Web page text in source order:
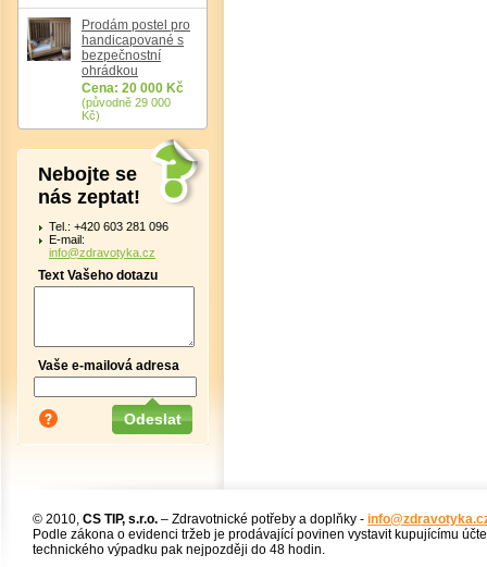
Prodám postel pro
handicapované s
bezpečnostní
ohrádkou
Cena: 20 000 Kč
(původně 29 000
Kč)
Nebojte se
nás zeptat!
Tel.: +420 603 281 096
E-mail:
info@zdravotyka.cz
Text Vašeho dotazu
Vaše e-mailová adresa
© 2010, CS TIP, s.r.o. – Zdravotnické potřeby a doplňky -
Podle zákona o evidenci tržeb je prodávající povinen vystavit kupujícímu
technického výpadku pak nejpozději do 48 hodin.